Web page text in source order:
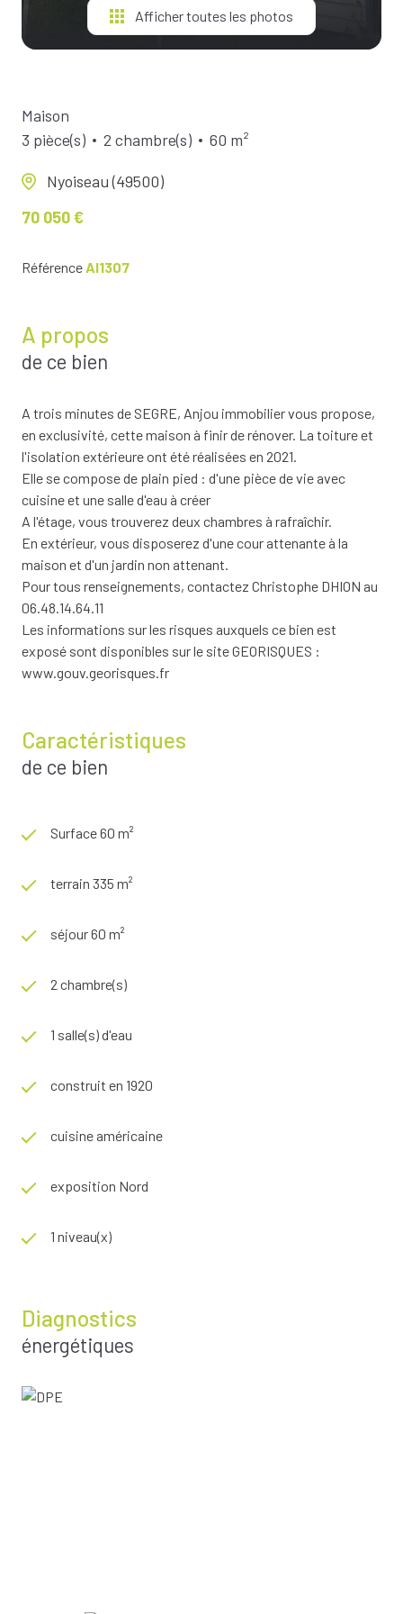
Afficher toutes les photos
Maison
3 pièce(s)
2 chambre(s) 60 m²
Nyoiseau (49500)
70 050 €
RéférenceAI1307
A propos
de ce bien
A trois minutes de SEGRE, Anjou immobilier vous propose,
en exclusivité, cette maison à finir de rénover. La toiture et
l'isolation extérieure ont été réalisées en 2021.
Elle se compose de plain pied : d'une pièce de vie avec
cuisine et une salle d'eau à créer
A l'étage, vous trouverez deux chambres à rafraîchir.
En extérieur, vous disposerez d'une cour attenante à la
maison et d'un jardin non attenant.
Pour tous renseignements, contactez Christophe DHION au
06.48.14.64.11
Les informations sur les risques auxquels ce bien est
exposé sont disponibles sur le site GEORISQUES :
www.gouv.georisques.fr
Caractéristiques
de ce bien
Surface 60 m²
terrain 335 m²
séjour 60 m²
2 chambre(s)
1 salle(s) d'eau
construit en 1920
cuisine américaine
exposition Nord
1 niveau(x)
Diagnostics
énergétiques